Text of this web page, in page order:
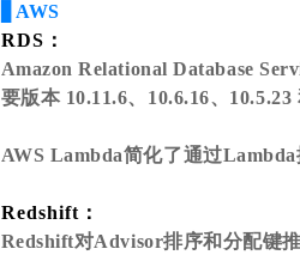
▋AWS
RDS：
Amazon Relational Database
要版本 10.11.6、10.6.16、10.5.23
AWS Lambda简化了通过
Redshift：
Redshift对Advisor排序和分配键